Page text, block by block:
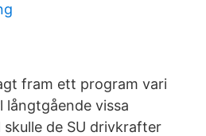
fram ett program vari
långtgående vissa
de SU drivkrafter